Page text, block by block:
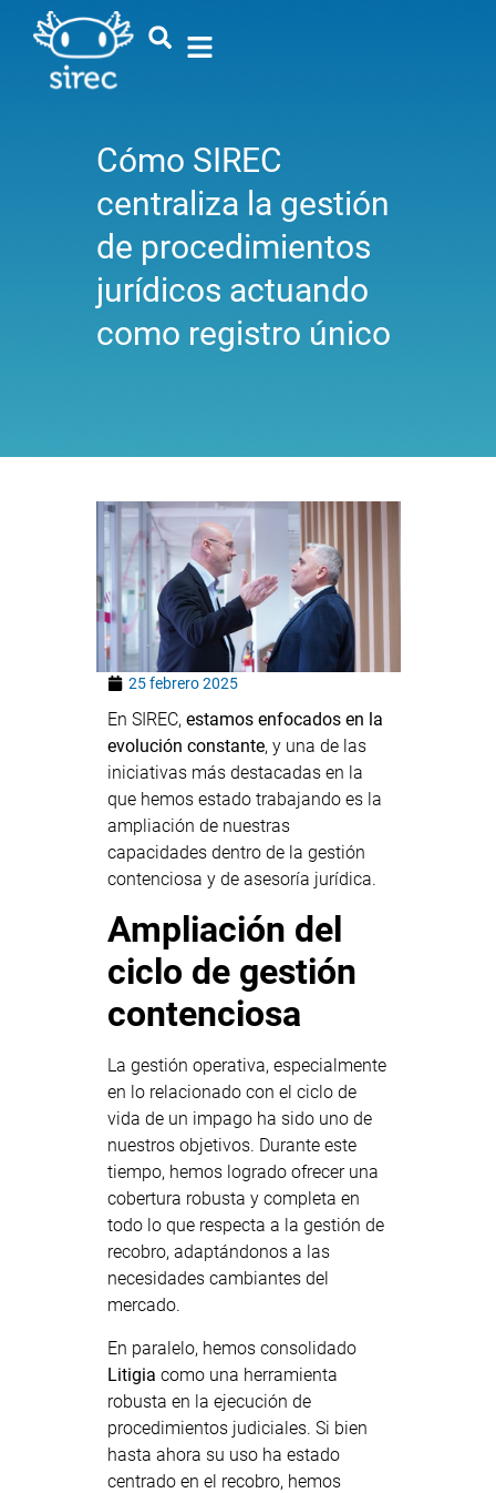
Cómo SIREC
centraliza la gestión
de procedimientos
jurídicos actuando
como registro único
25 febrero 2025
En SIREC, estamos enfocados en la
evolución constante, y una de las
iniciativas más destacadas en la
que hemos estado trabajando es la
ampliación de nuestras
capacidades dentro de la gestión
contenciosa y de asesoría jurídica.
Ampliación del
ciclo de gestión
contenciosa
La gestión operativa, especialmente
en lo relacionado con el ciclo de
vida de un impago ha sido uno de
nuestros objetivos. Durante este
tiempo, hemos logrado ofrecer una
cobertura robusta y completa en
todo lo que respecta a la gestión de
recobro, adaptándonos a las
necesidades cambiantes del
mercado.
En paralelo, hemos consolidado
Litigia como una herramienta
robusta en la ejecución de
procedimientos judiciales. Si bien
hasta ahora su uso ha estado
centrado en el recobro, hemos